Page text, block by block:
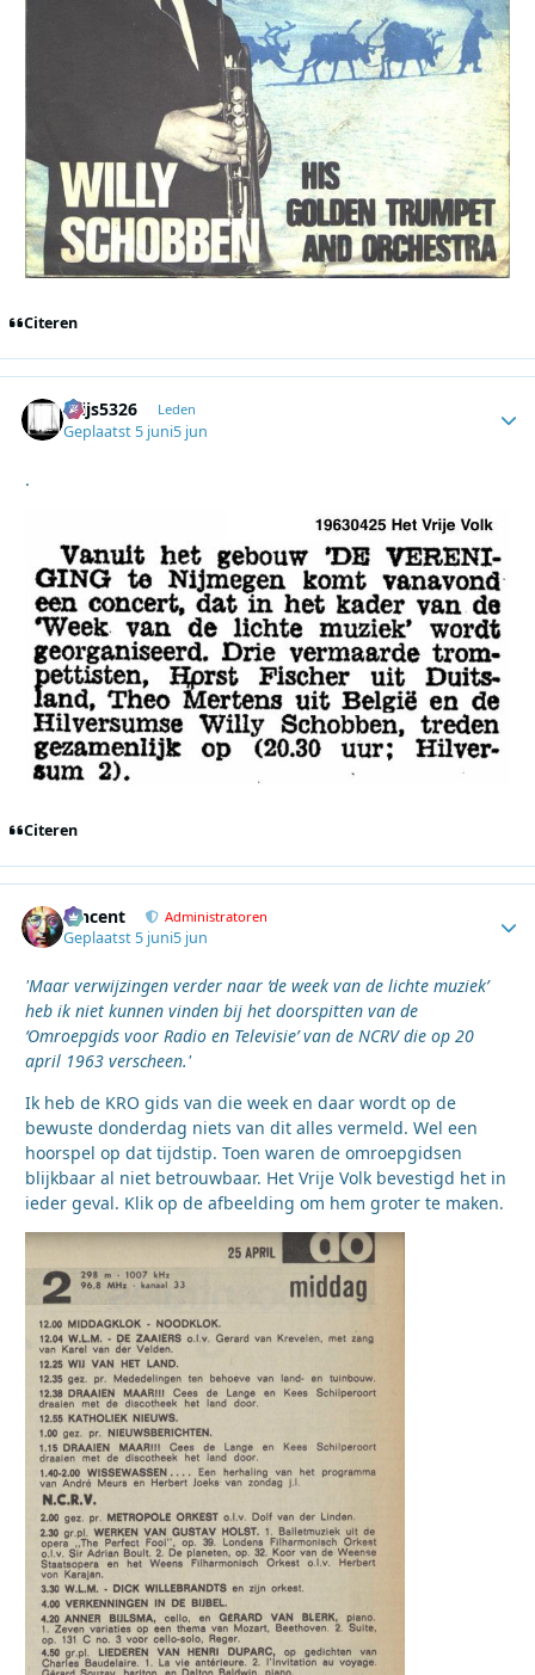
Citeren
thijs5326 Leden
Geplaatst 5 juni5 jun
.
Citeren
Vincent Administratoren
Geplaatst 5 juni5 jun
'Maar verwijzingen verder naar ‘de week van de lichte muziek’
heb ik niet kunnen vinden bij het doorspitten van de
‘Omroepgids voor Radio en Televisie’ van de NCRV die op 20
april 1963 verscheen.'
Ik heb de KRO gids van die week en daar wordt op de
bewuste donderdag niets van dit alles vermeld. Wel een
hoorspel op dat tijdstip. Toen waren de omroepgidsen
blijkbaar al niet betrouwbaar. Het Vrije Volk bevestigd het in
ieder geval. Klik op de afbeelding om hem groter te maken.